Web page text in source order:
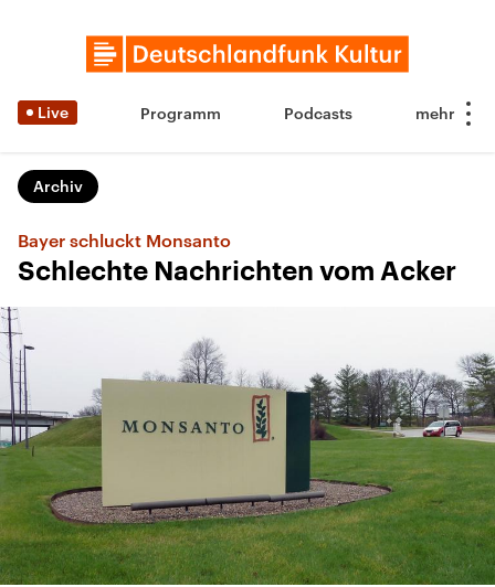
Live Programm Podcasts
Archiv
Bayer schluckt Monsanto
Schlechte Nachrichten vom Acker